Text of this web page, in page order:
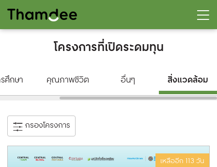
โครงการที่เปิดระดมทุน
ศึกษา คุณภาพชีวิต อื่นๆ สิ่งแวดล้อม
กรองโครงการ
เหลืออีก 113 วัน